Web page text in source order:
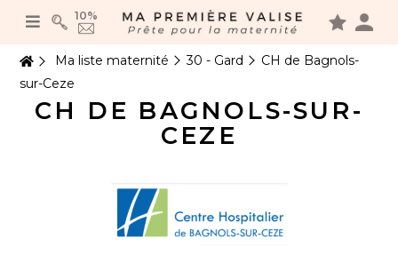
10%
Ma liste maternité 30 - Gard
CH de Bagnols-
sur-Ceze
CH DE BAGNOLS-SUR-
CEZE
Panneau de gestion des cookies